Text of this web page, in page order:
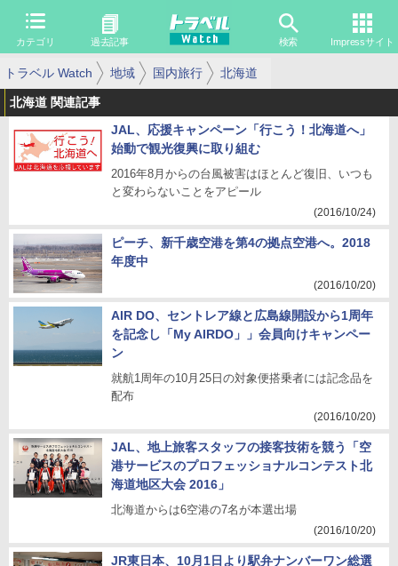
カテゴリ 過去記事 検索 Impressサイト
トラベル Watch 地域 国内旅行 北海道
北海道 関連記事
JAL、応援キャンペーン「行こう！北海道へ」
始動で観光復興に取り組む
2016年8月からの台風被害はほとんど復旧、いつも
と変わらないことをアピール
(2016/10/24)
ピーチ、新千歳空港を第4の拠点空港へ。2018
年度中
(2016/10/20)
AIR DO、セントレア線と広島線開設から1周年
を記念し「My AIRDO」」会員向けキャンペー
ン
就航1周年の10月25日の対象便搭乗者には記念品を
配布
(2016/10/20)
JAL、地上旅客スタッフの接客技術を競う「空
港サービスのプロフェッショナルコンテスト北
海道地区大会 2016」
北海道からは6空港の7名が本選出場
(2016/10/20)
JR東日本、10月1日より駅弁ナンバーワン総選